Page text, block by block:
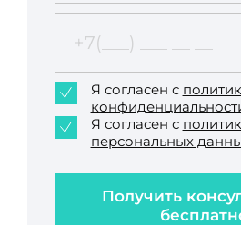
Получить
Я согласен с
Я согласен с
персональных